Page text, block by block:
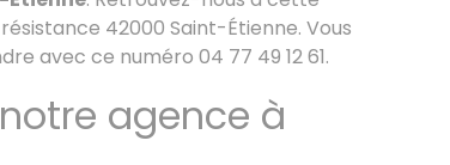
42000 Saint-Étienne. Vous
avec ce numéro 04 77 49 12 61.
agence à